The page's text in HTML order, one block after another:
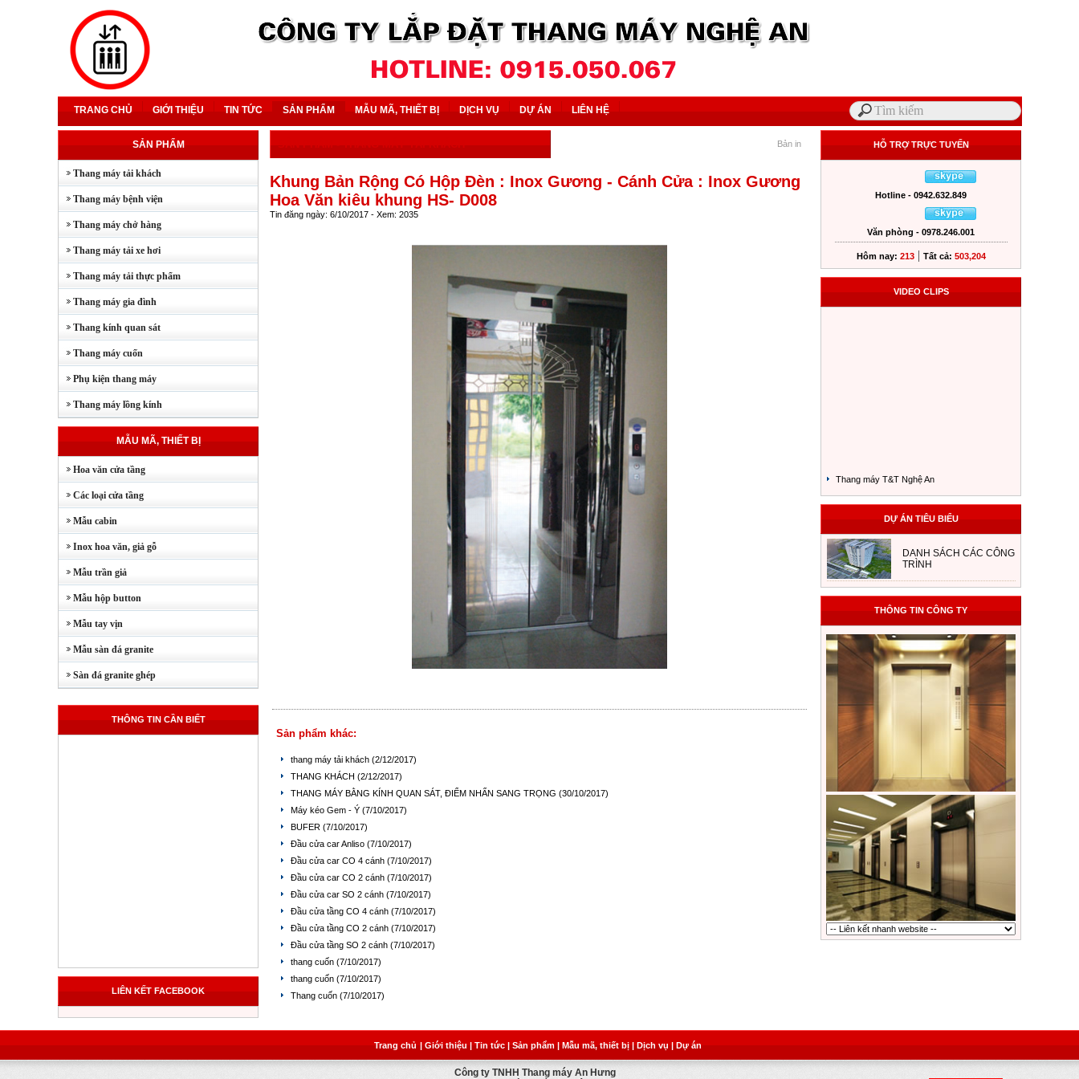
TRANG CHỦ GIỚI THIỆU TIN TỨC SẢN PHẨM MẪU MÃ, THIẾT BỊ DỊCH VỤ DỰ ÁN LIÊN HỆ
SẢN PHẨM
Thang máy tải khách
Thang máy bệnh viện
Thang máy chở hàng
Thang máy tải xe hơi
Thang máy tải thực phẩm
Thang máy gia đình
Thang kính quan sát
Thang máy cuốn
Phụ kiện thang máy
Thang máy lồng kính
MẪU MÃ, THIẾT BỊ
Hoa văn cửa tầng
Các loại cửa tầng
Mẫu cabin
Inox hoa văn, giả gỗ
Mẫu trần giả
Mẫu hộp button
Mẫu tay vịn
Mẫu sàn đá granite
Sàn đá granite ghép
THÔNG TIN CẦN BIẾT
LIÊN KẾT FACEBOOK
Bản in
Khung Bản Rộng Có Hộp Đèn : Inox Gương - Cánh Cửa : Inox Gương
Hoa Văn kiêu khung HS- D008
Tin đăng ngày: 6/10/2017 - Xem: 2035
Sản phẩm khác:
thang máy tải khách (2/12/2017)
THANG KHÁCH (2/12/2017)
THANG MÁY BẰNG KÍNH QUAN SÁT, ĐIỂM NHẤN SANG TRỌNG (30/10/2017)
Máy kéo Gem - Ý (7/10/2017)
BUFER (7/10/2017)
Đầu cửa car Anliso (7/10/2017)
Đầu cửa car CO 4 cánh (7/10/2017)
Đầu cửa car CO 2 cánh (7/10/2017)
Đầu cửa car SO 2 cánh (7/10/2017)
Đầu cửa tầng CO 4 cánh (7/10/2017)
Đầu cửa tầng CO 2 cánh (7/10/2017)
Đầu cửa tầng SO 2 cánh (7/10/2017)
thang cuốn (7/10/2017)
thang cuốn (7/10/2017)
Thang cuốn (7/10/2017)
HỖ TRỢ TRỰC TUYẾN
Hotline - 0942.632.849
Văn phòng - 0978.246.001
Hôm nay: 213| Tất cả: 503,204
VIDEO CLIPS
Thang máy T&T Nghệ An
DỰ ÁN TIÊU BIỂU
DANH SÁCH CÁC CÔNG
TRÌNH
THÔNG TIN CÔNG TY
Trang chủ | Giới thiệu | Tin tức | Sản phẩm | Mẫu mã, thiết bị | Dịch vụ | Dự án
Công ty TNHH Thang máy An Hưng